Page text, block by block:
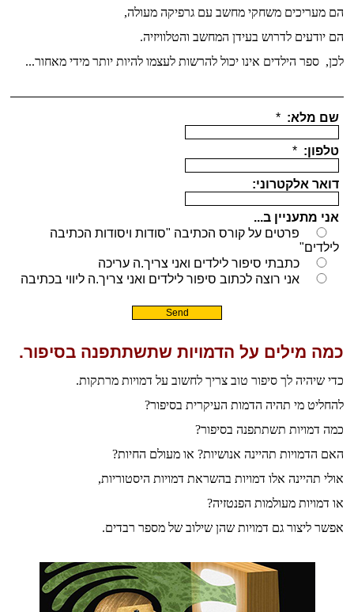
הם מעריכים משחקי מחשב עם גרפיקה מעולה,
הם יודעים לדרוש בעידן המחשב והטלוויזיה.
לכן, ספר הילדים אינו יכול להרשות לעצמו להיות יותר מידי מאחור...
כמה מילים על הדמויות שתשתתפנה בסיפור.
כדי שיהיה לך סיפור טוב צריך לחשוב על דמויות מרתקות.
להחליט מי תהיה הדמות העיקרית בסיפור?
כמה דמויות תשתתפנה בסיפור?
האם הדמויות תהיינה אנושיות? או מעולם החיות?
אולי תהיינה אלו דמויות בהשראת דמויות היסטוריות,
או דמויות מעולמות הפנטזיה?
אפשר ליצור גם דמויות שהן שילוב של מספר רבדים.